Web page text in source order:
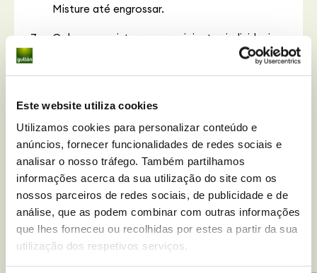
Este website utiliza cookies
Utilizamos cookies para personalizar conteúdo e
anúncios, fornecer funcionalidades de redes sociais e
analisar o nosso tráfego. Também partilhamos
informações acerca da sua utilização do site com os
nossos parceiros de redes sociais, de publicidade e de
análise, que as podem combinar com outras informações
que lhes forneceu ou recolhidas por estes a partir da sua
utilização dos respetivos serviços.
Misture até engrossar.
Coloque a mistura nos recipientes individuais
e deixe arrefecer durante cerca de 10
minutos.
Por fim, coloque uma bolacha digestive sem
glúten por cima de cada creme e guarde no
frigorífico. Deixe arrefecer durante um
mínimo de 4 horas.
Receitasrelacionadas